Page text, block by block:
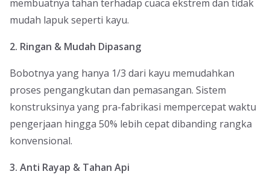
membuatnya tahan terhadap cuaca ekstrem dan tidak
mudah lapuk seperti kayu.
2. Ringan & Mudah Dipasang
Bobotnya yang hanya 1/3 dari kayu memudahkan
proses pengangkutan dan pemasangan. Sistem
konstruksinya yang pra-fabrikasi mempercepat waktu
pengerjaan hingga 50% lebih cepat dibanding rangka
konvensional.
3. Anti Rayap & Tahan Api